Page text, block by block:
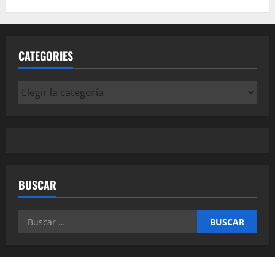
CATEGORIES
Categories
BUSCAR
Buscar: